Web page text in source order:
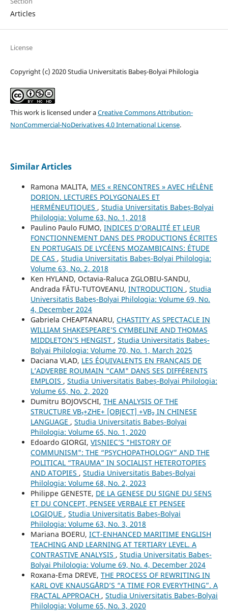
Articles
License
Copyright (c) 2020 Studia Universitatis Babeș-Bolyai Philologia
This work is licensed under aCreative Commons Attribution-
NonCommercial-NoDerivatives 4.0 International License.
Similar Articles
Ramona MALITA, MES « RENCONTRES » AVEC HÉLÈNE
DORION. LECTURES POLYGONALES ET
HERMÉNEUTIQUES , Studia Universitatis Babeș-Bolyai
Philologia: Volume 63, No. 1, 2018
Paulino Paulo FUMO, INDICES D’ORALITÉ ET LEUR
FONCTIONNEMENT DANS DES PRODUCTIONS ÉCRITES
EN PORTUGAIS DE LYCÉENS MOZAMBICAINS: ÉTUDE
DE CAS , Studia Universitatis Babeș-Bolyai Philologia:
Volume 63, No. 2, 2018
Ken HYLAND, Octavia-Raluca ZGLOBIU-SANDU,
Andrada FĂTU-TUTOVEANU, INTRODUCTION , Studia
Universitatis Babeș-Bolyai Philologia: Volume 69, No.
4, December 2024
Gabriela CHEAPTANARU, CHASTITY AS SPECTACLE IN
WILLIAM SHAKESPEARE’S CYMBELINE AND THOMAS
MIDDLETON’S HENGIST , Studia Universitatis Babeș-
Bolyai Philologia: Volume 70, No. 1, March 2025
Daciana VLAD, LES ÉQUIVALENTS EN FRANÇAIS DE
L’ADVERBE ROUMAIN "CAM" DANS SES DIFFÉRENTS
EMPLOIS , Studia Universitatis Babeș-Bolyai Philologia:
Volume 65, No. 2, 2020
Dumitru BOJOVSCHI, THE ANALYSIS OF THE
STRUCTURE VB₁+ZHE+ [OBJECT] +VB₂ IN CHINESE
LANGUAGE , Studia Universitatis Babeș-Bolyai
Philologia: Volume 65, No. 1, 2020
Edoardo GIORGI, VIȘNIEC’S "HISTORY OF
COMMUNISM": THE “PSYCHOPATHOLOGY” AND THE
POLITICAL “TRAUMA” IN SOCIALIST HETEROTOPIES
AND ATOPIES , Studia Universitatis Babeș-Bolyai
Philologia: Volume 68, No. 2, 2023
Philippe GENESTE, DE LA GENESE DU SIGNE DU SENS
ET DU CONCEPT, PENSEE VERBALE ET PENSEE
LOGIQUE , Studia Universitatis Babeș-Bolyai
Philologia: Volume 63, No. 3, 2018
Mariana BOERU, ICT-ENHANCED MARITIME ENGLISH
TEACHING AND LEARNING AT TERTIARY LEVEL. A
CONTRASTIVE ANALYSIS , Studia Universitatis Babeș-
Bolyai Philologia: Volume 69, No. 4, December 2024
Roxana-Ema DREVE, THE PROCESS OF REWRITING IN
KARL OVE KNAUSGÅRD’S “A TIME FOR EVERYTHING”. A
FRACTAL APPROACH , Studia Universitatis Babeș-Bolyai
Philologia: Volume 65, No. 3, 2020